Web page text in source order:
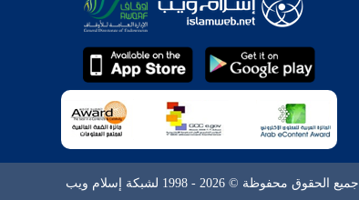
جميع الحقوق محفوظة © 2026 - 1998 لشبكة إسلام ويب